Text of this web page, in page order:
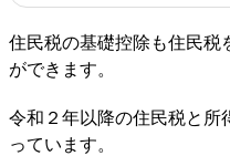
住民税の基礎控除も住民税
ができます。
令和２年以降の住民税と所
っています。